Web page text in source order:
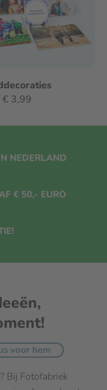
€ 3,99
NEDERLAND
€ 50,- EURO
voor hem
Bij Fotofabriek